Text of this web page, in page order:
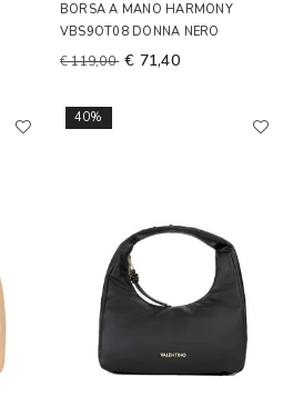
BORSA A MANO HARMONY
VBS9OT08 DONNA NERO
€ 119,00 € 71,40
40%